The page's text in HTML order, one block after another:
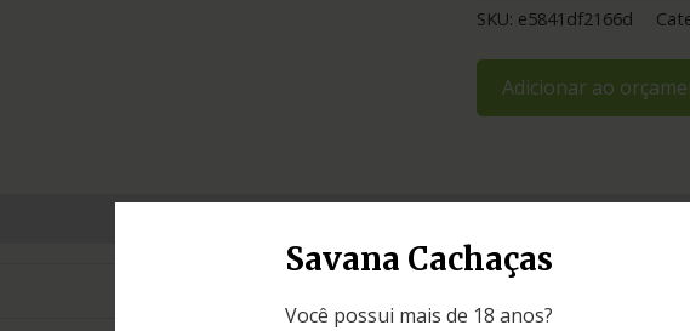
Savana Cachaças
Você possui mais de 18 anos?
SKU: e5841df2166d
Adicionar ao